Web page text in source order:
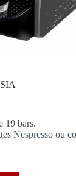
19 bars.
Nespresso ou